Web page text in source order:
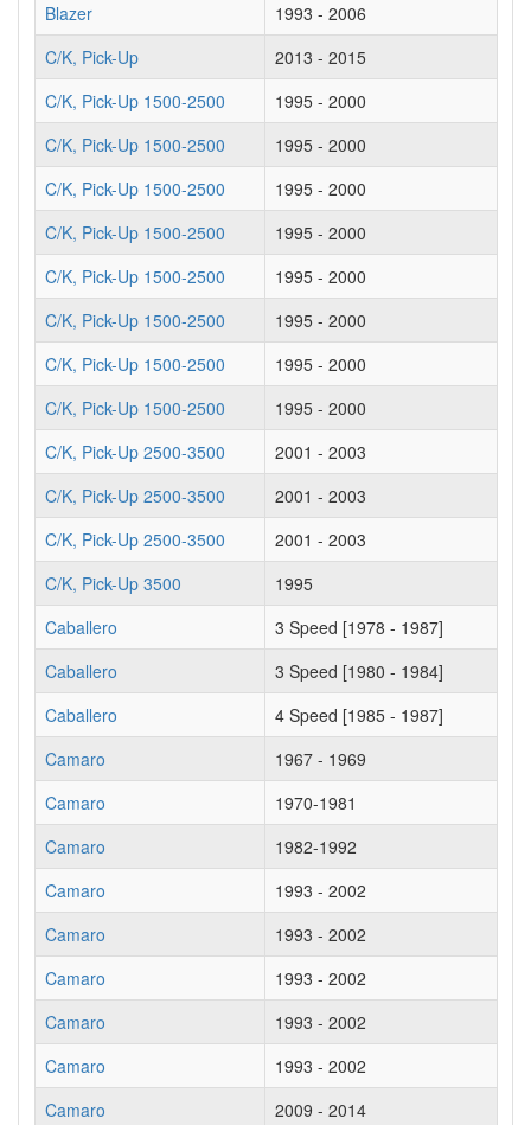
Blazer
1993 - 2006
C/K, Pick-Up
2013 - 2015
C/K, Pick-Up 1500-2500
1995 - 2000
C/K, Pick-Up 1500-2500
1995 - 2000
C/K, Pick-Up 1500-2500
1995 - 2000
C/K, Pick-Up 1500-2500
1995 - 2000
C/K, Pick-Up 1500-2500
1995 - 2000
C/K, Pick-Up 1500-2500
1995 - 2000
C/K, Pick-Up 1500-2500
1995 - 2000
C/K, Pick-Up 1500-2500
1995 - 2000
C/K, Pick-Up 2500-3500
2001 - 2003
C/K, Pick-Up 2500-3500
2001 - 2003
C/K, Pick-Up 2500-3500
2001 - 2003
C/K, Pick-Up 3500
1995
Caballero
3 Speed [1978 - 1987]
Caballero
3 Speed [1980 - 1984]
Caballero
4 Speed [1985 - 1987]
Camaro
1967 - 1969
Camaro
1970-1981
Camaro
1982-1992
Camaro
1993 - 2002
Camaro
1993 - 2002
Camaro
1993 - 2002
Camaro
1993 - 2002
Camaro
1993 - 2002
Camaro
2009 - 2014